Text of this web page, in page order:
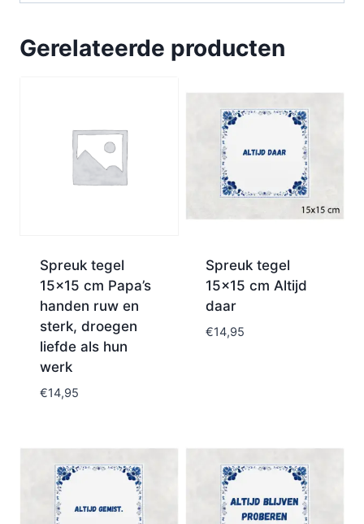
Gerelateerde producten
Spreuk tegel
15×15 cm Papa’s
handen ruw en
sterk, droegen
liefde als hun
werk
€14,95
Spreuk tegel
15×15 cm Altijd
daar
€14,95